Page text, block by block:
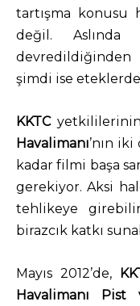
tartışma konusu
değil. Aslında
şimdi ise
KKTC
Havalimanı’nın
kadar filmi başa
gerekiyor. Aksi
tehlikeye
birazcık katkı
Mayıs 2012’de,
Havalimanı Pist